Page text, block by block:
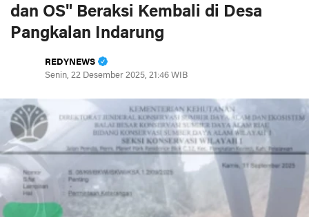
dan OS" Beraksi Kembali di Desa
Pangkalan Indarung
REDYNEWS
Senin, 22 Desember 2025, 21:46 WIB